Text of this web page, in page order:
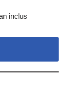
inclus